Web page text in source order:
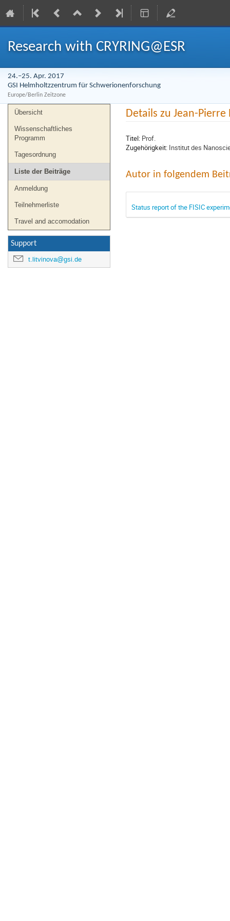
Research with CRYRING@ESR
24.–25. Apr. 2017
GSI Helmholtzzentrum für Schwerionenforschung
Europe/Berlin Zeitzone
Veranstaltungsmenü
Übersicht
Wissenschaftliches
Programm
Tagesordnung
Liste der Beiträge
Anmeldung
Teilnehmerliste
Travel and accomodation
Support
t.litvinova@gsi.de
Details zu Jean-Pierre
Titel: Prof.
Zugehörigkeit: Institut des
Autor in folgendem
Status report of the FISIC